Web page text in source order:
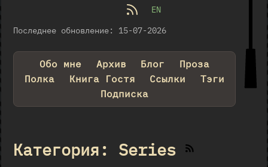
EN
Последнее обновление: 15-07-2026
Обо мне Архив Блог
Проза
Полка
Книга Гостя Ссылки
Тэги
Подписка
Категория: Series